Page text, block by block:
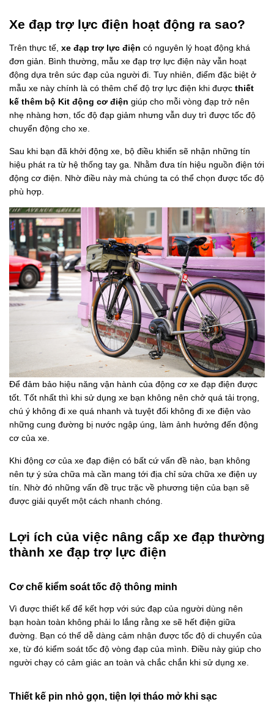
Xe đạp trợ lực điện hoạt động ra sao?
Trên thực tế, xe đạp trợ lực điện có nguyên lý hoạt động khá
đơn giản. Bình thường, mẫu xe đạp trợ lực điện này vẫn hoạt
động dựa trên sức đạp của người đi. Tuy nhiên, điểm đặc biệt ở
mẫu xe này chính là có thêm chế độ trợ lực điện khi được thiết
kế thêm bộ Kit động cơ điện giúp cho mỗi vòng đạp trở nên
nhẹ nhàng hơn, tốc độ đạp giảm nhưng vẫn duy trì được tốc độ
chuyển động cho xe.
Sau khi bạn đã khởi động xe, bộ điều khiển sẽ nhận những tín
hiệu phát ra từ hệ thống tay ga. Nhằm đưa tín hiệu nguồn điện tới
động cơ điện. Nhờ điều này mà chúng ta có thể chọn được tốc độ
phù hợp.
Để đảm bảo hiệu năng vận hành của động cơ xe đạp điện được
tốt. Tốt nhất thì khi sử dụng xe bạn không nên chở quá tải trọng,
chú ý không đi xe quá nhanh và tuyệt đối không đi xe điện vào
những cung đường bị nước ngập úng, làm ảnh hưởng đến động
cơ của xe.
Khi động cơ của xe đạp điện có bất cứ vấn đề nào, bạn không
nên tự ý sửa chữa mà cần mang tới địa chỉ sửa chữa xe điện uy
tín. Nhờ đó những vấn đề trục trặc về phương tiện của bạn sẽ
được giải quyết một cách nhanh chóng.
Lợi ích của việc nâng cấp xe đạp thường
thành xe đạp trợ lực điện
Cơ chế kiểm soát tốc độ thông minh
Vì được thiết kế để kết hợp với sức đạp của người dùng nên
bạn hoàn toàn không phải lo lắng rằng xe sẽ hết điện giữa
đường. Bạn có thể dễ dàng cảm nhận được tốc độ di chuyển của
xe, từ đó kiểm soát tốc độ vòng đạp của mình. Điều này giúp cho
người chạy có cảm giác an toàn và chắc chắn khi sử dụng xe.
Thiết kế pin nhỏ gọn, tiện lợi tháo mở khi sạc